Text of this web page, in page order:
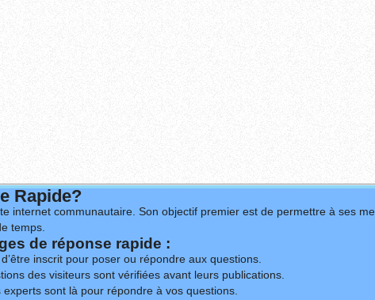
Rapide?
internet communautaire. Son objectif premier est de permettre à ses
temps.
de réponse rapide :
inscrit pour poser ou répondre aux questions.
des visiteurs sont vérifiées avant leurs publications.
sont là pour répondre à vos questions.